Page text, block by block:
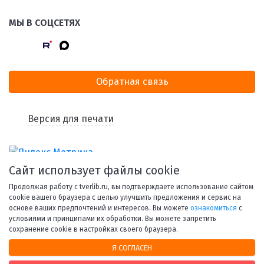
МЫ В СОЦСЕТЯХ
Обратная связь
Версия для печати
© 1998-2026 Тверская областная библиотека им. А. М.
Горького.
При использовании материалов сайта ссылка на
Сайт использует файлы cookie
Продолжая работу с tverlib.ru, вы подтверждаете использование сайтом
cookie вашего браузера с целью улучшить предложения и сервис на
основе ваших предпочтений и интересов. Вы можете ознакомиться с
условиями и принципами их обработки. Вы можете запретить
сохранение cookie в настройках своего браузера.
Я СОГЛАСЕН